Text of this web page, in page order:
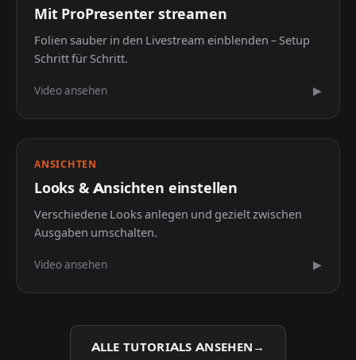
Mit ProPresenter streamen
Folien sauber in den Livestream einblenden – Setup
Schritt für Schritt.
Video ansehen ▶
ANSICHTEN
Looks & Ansichten einstellen
Verschiedene Looks anlegen und gezielt zwischen
Ausgaben umschalten.
Video ansehen ▶
ALLE TUTORIALS ANSEHEN →